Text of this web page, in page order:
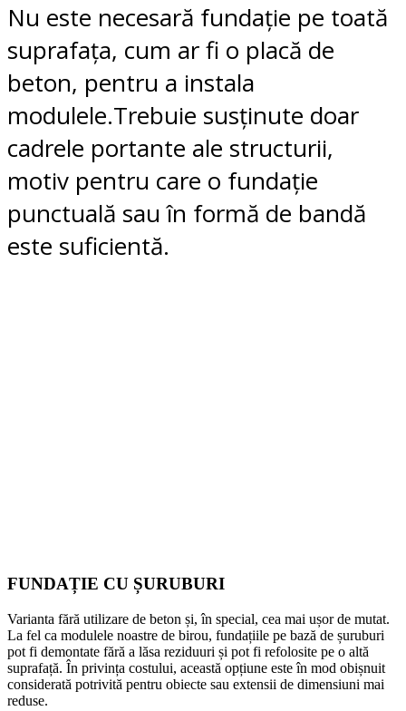
Nu este necesară fundație pe toată
suprafața, cum ar fi o placă de
beton, pentru a instala
modulele.Trebuie susținute doar
cadrele portante ale structurii,
motiv pentru care o fundație
punctuală sau în formă de bandă
este suficientă.
FUNDAȚIE CU ȘURUBURI
Varianta fără utilizare de beton și, în special, cea mai ușor de mutat.
La fel ca modulele noastre de birou, fundațiile pe bază de șuruburi
pot fi demontate fără a lăsa reziduuri și pot fi refolosite pe o altă
suprafață. În privința costului, această opțiune este în mod obișnuit
considerată potrivită pentru obiecte sau extensii de dimensiuni mai
reduse.